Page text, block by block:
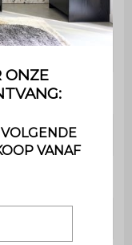
x D 3cm